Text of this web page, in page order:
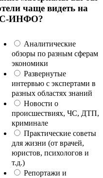
чаще видеть на
ИНФО?
Аналитические
обзоры по разным сферам
экономики
Развернутые
интервью с экспертами в
разных областях знаний
Новости о
происшествиях, ЧС, ДТП,
криминале
Практические советы
для жизни (от врачей,
юристов, психологов и
т.д.)
Репортажи и